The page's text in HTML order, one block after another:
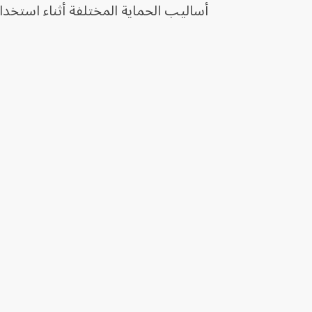
أساليب الحماية المختلفة أثناء